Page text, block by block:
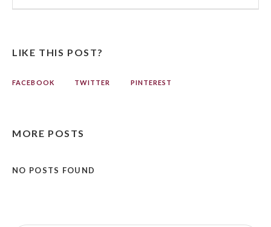
LIKE THIS POST?
FACEBOOK TWITTER PINTEREST
MORE POSTS
NO POSTS FOUND